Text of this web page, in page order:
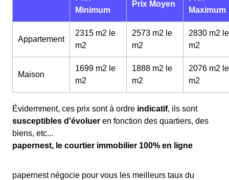
Minimum
Prix Moyen
Maximum
Appartement
2315 m2 le
m2
2573 m2 le
m2
2830 m2 le
m2
Maison
1699 m2 le
m2
1888 m2 le
m2
2076 m2 le
m2
Évidemment, ces prix sont à ordre indicatif, ils sont
susceptibles d'évoluer en fonction des quartiers, des
biens, etc...
papernest, le courtier immobilier 100% en ligne
papernest négocie pour vous les meilleurs taux du